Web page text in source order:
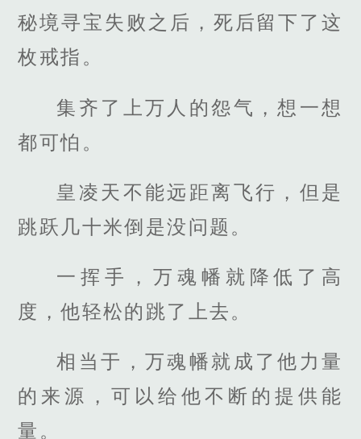
秘境寻宝失败之后，死后留下了这
枚戒指。
集齐了上万人的怨气，想一想
都可怕。
皇凌天不能远距离飞行，但是
跳跃几十米倒是没问题。
一挥手，万魂幡就降低了高
度，他轻松的跳了上去。
相当于，万魂幡就成了他力量
的来源，可以给他不断的提供能
量。